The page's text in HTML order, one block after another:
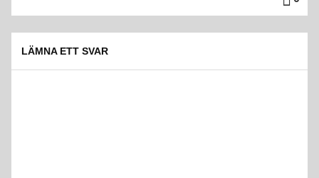
LÄMNA ETT SVAR